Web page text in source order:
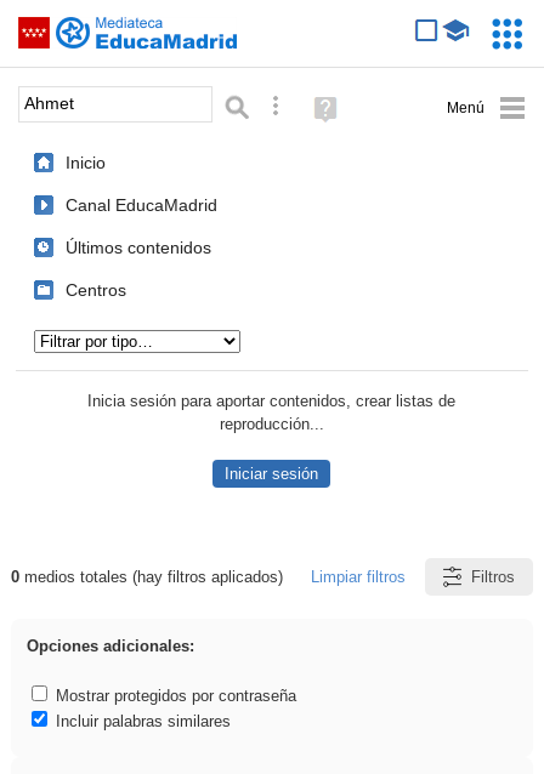
Saltar navegación
Palabra o frase: Búsqueda avanzada
Ayuda
(en
Inicio
Canal EducaMadrid
Últimos contenidos
Centros
Inicia sesión para aportar contenidos, crear listas de
reproducción...
Iniciar sesión
Resultados de: Ahmet
0medios totales (hay filtros aplicados) Limpiar filtros Filtros
Opciones adicionales:
Mostrar protegidos por contraseña
Incluir palabras similares